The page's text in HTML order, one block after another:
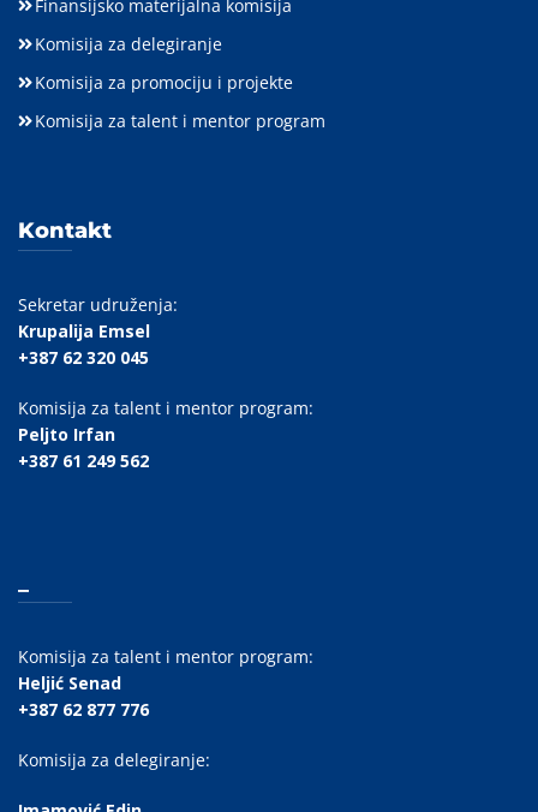
Finansijsko materijalna komisija
Komisija za delegiranje
Komisija za promociju i projekte
Komisija za talent i mentor program
Kontakt
Sekretar udruženja:
Krupalija Emsel
+387 62 320 045
Komisija za talent i mentor program:
Peljto Irfan
+387 61 249 562
_
Komisija za talent i mentor program:
Heljić Senad
+387 62 877 776
Komisija za delegiranje: